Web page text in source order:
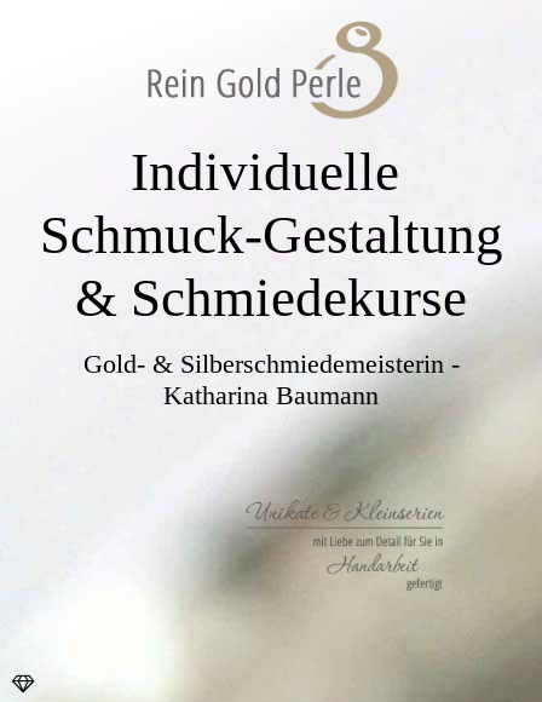
Individuelle
Schmuck-Gestaltung
& Schmiedekurse
Gold- & Silberschmiedemeisterin -
Katharina Baumann